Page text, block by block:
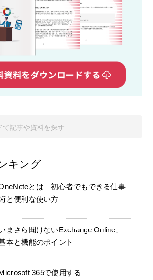
キング
とは｜初心者でもできる仕事
と便利な使い方
まさら聞けないExchange Online、
本と機能のポイント
Microsoft 365で使用する